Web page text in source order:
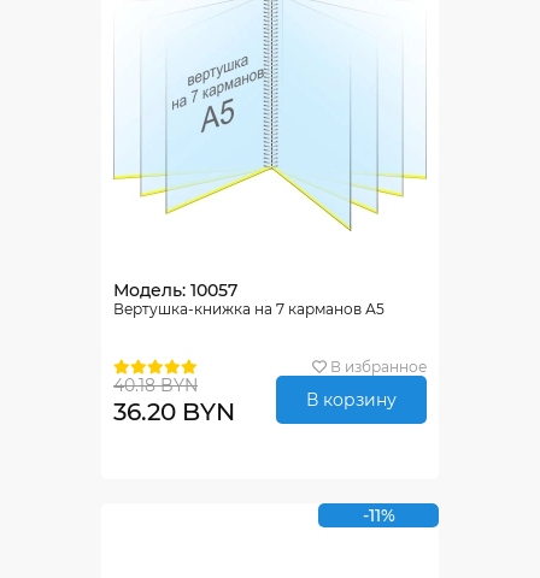
Модель: 10057
Вертушка-книжка на 7 карманов А5
В избранное
40.18 BYN
36.20 BYN В корзину
-11%